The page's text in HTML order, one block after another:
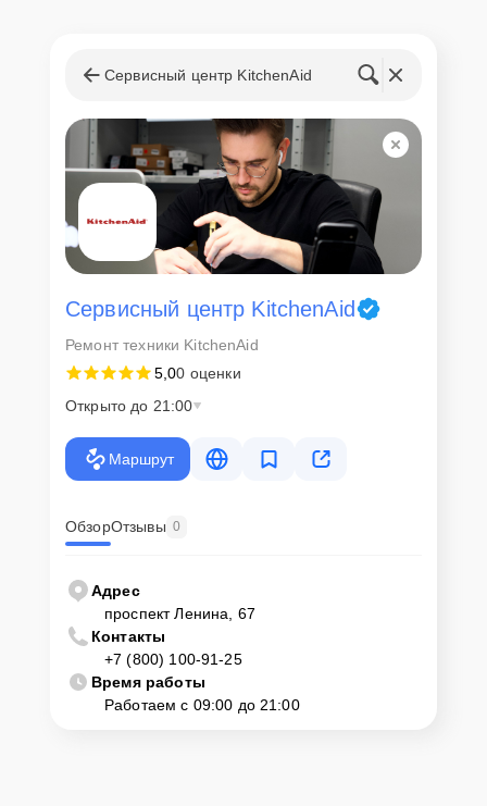
Сервисный центр KitchenAid
Сервисный центр KitchenAid
Ремонт техники KitchenAid
5,00 оценки
Открыто до 21:00
Маршрут
ОбзорОтзывы 0
Адрес
проспект Ленина, 67
Контакты
+7 (800) 100-91-25
Время работы
Работаем с 09:00 до 21:00